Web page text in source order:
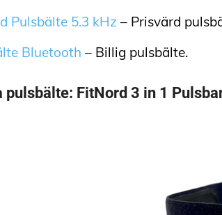
Pulsbälte 5.3 kHz – Prisvärd
Bluetooth – Billig pulsbälte.
pulsbälte: FitNord 3 in 1